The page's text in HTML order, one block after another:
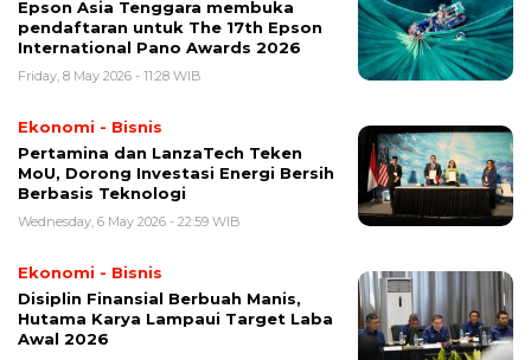
Epson Asia Tenggara membuka
pendaftaran untuk The 17th Epson
International Pano Awards 2026
Friday, 8 May 2026 - 11:28 WIB
Ekonomi - Bisnis
Pertamina dan LanzaTech Teken
MoU, Dorong Investasi Energi Bersih
Berbasis Teknologi
Wednesday, 6 May 2026 - 22:59 WIB
Ekonomi - Bisnis
Disiplin Finansial Berbuah Manis,
Hutama Karya Lampaui Target Laba
Awal 2026